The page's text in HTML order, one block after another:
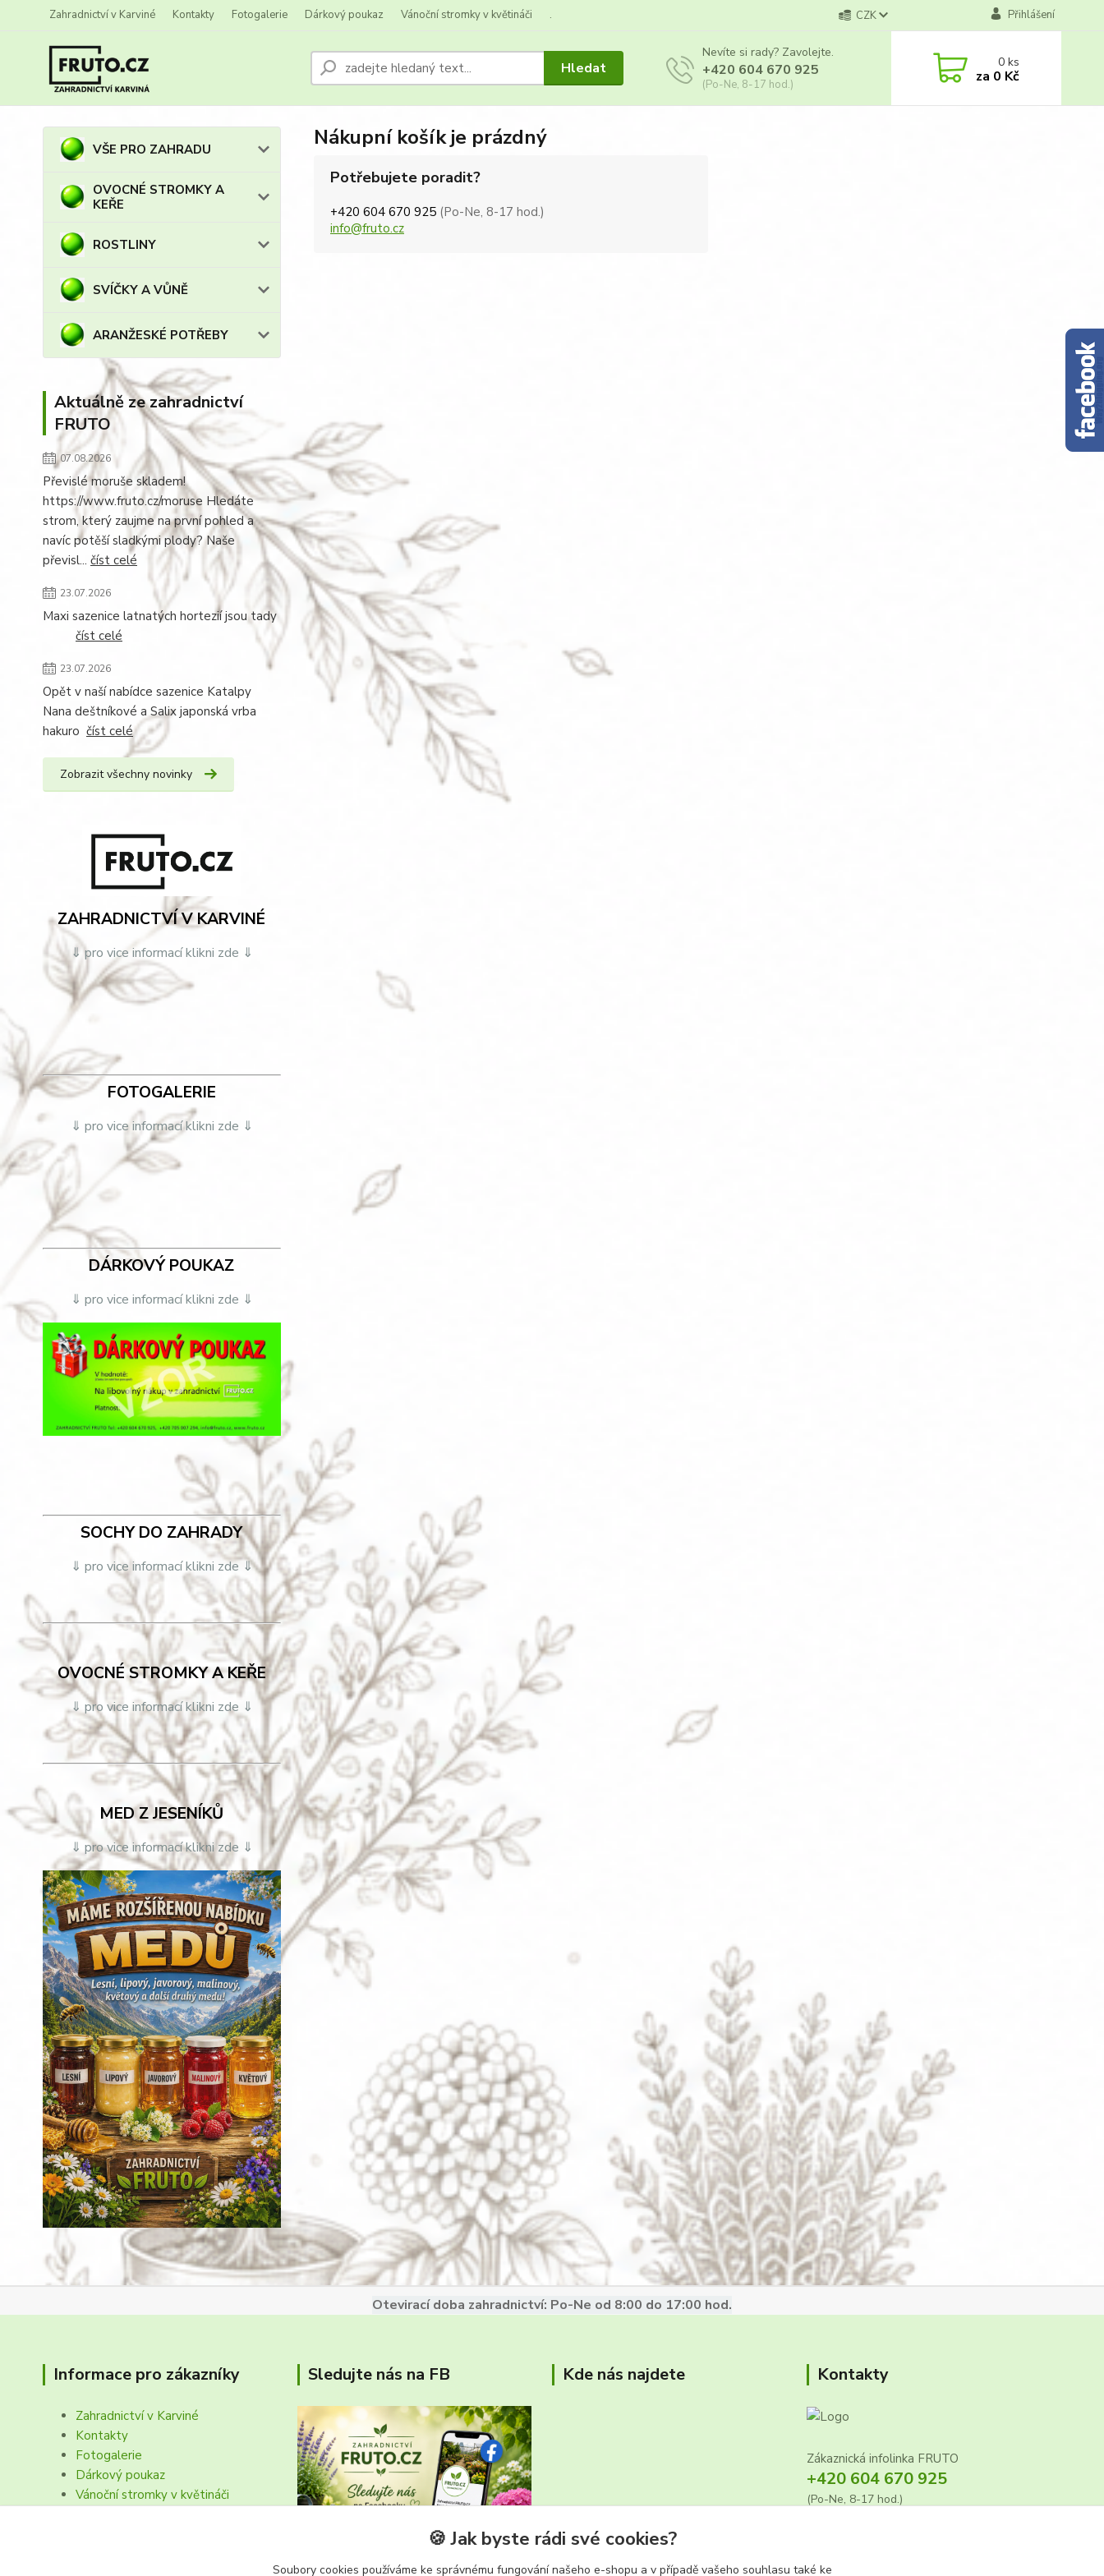
Zahradnictví v Karviné Kontakty Fotogalerie Dárkový poukaz Vánoční stromky v květináči . CZK Přihlášení
Hledat
Nevíte si rady? Zavolejte.
+420 604 670 925
(Po-Ne, 8-17 hod.)
0ks
za 0 Kč
VŠE PRO ZAHRADU
OVOCNÉ STROMKY A
KEŘE
ROSTLINY
SVÍČKY A VŮNĚ
ARANŽESKÉ POTŘEBY
Aktuálně ze zahradnictví
FRUTO
07.08.2026
Převislé moruše skladem!
https://www.fruto.cz/moruse Hledáte
strom, který zaujme na první pohled a
navíc potěší sladkými plody? Naše
převisl... číst celé
23.07.2026
Maxi sazenice latnatých hortezií jsou tady
číst celé
23.07.2026
Opět v naší nabídce sazenice Katalpy
Nana deštníkové a Salix japonská vrba
hakuro číst celé
Zobrazit všechny novinky
ZAHRADNICTVÍ V KARVINÉ
⇓ pro vice informací klikni zde ⇓
FOTOGALERIE
⇓ pro vice informací klikni zde ⇓
DÁRKOVÝ POUKAZ
⇓ pro vice informací klikni zde ⇓
SOCHY DO ZAHRADY
⇓ pro vice informací klikni zde ⇓
OVOCNÉ STROMKY A KEŘE
⇓ pro vice informací klikni zde ⇓
MED Z JESENÍKŮ
⇓ pro vice informací klikni zde ⇓
Nákupní košík je prázdný
Potřebujete poradit?
+420 604 670 925 (Po-Ne, 8-17 hod.)
info@fruto.cz
Otevirací doba zahradnictví: Po-Ne od 8:00 do 17:00 hod.
Informace pro zákazníky
Zahradnictví v Karviné
Kontakty
Fotogalerie
Dárkový poukaz
Vánoční stromky v květináči
Sledujte nás na FB Kde nás najdete Kontakty
Zákaznická infolinka FRUTO
+420 604 670 925
(Po-Ne, 8-17 hod.)
🍪 Jak byste rádi své cookies?
Soubory cookies používáme ke správnému fungování našeho e-shopu a v případě vašeho souhlasu také ke